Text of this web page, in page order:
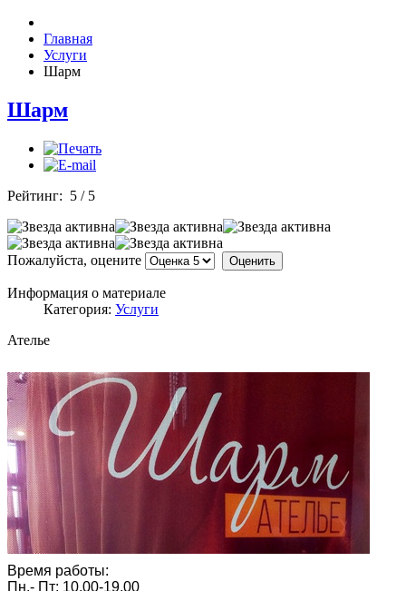
Главная
Услуги
Шарм
Шарм
Рейтинг: 5 / 5
Пожалуйста, оцените
Информация о материале
Категория: Услуги
Ателье
Время работы:
Пн.- Пт: 10.00-19.00